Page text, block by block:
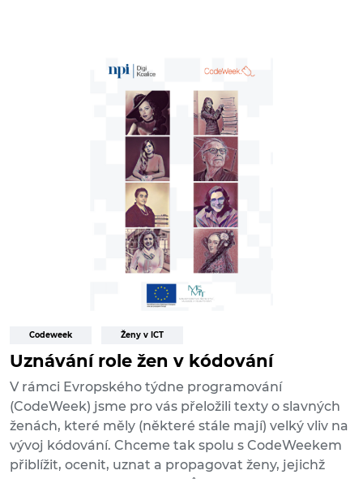
Codeweek Ženy v ICT
Uznávání role žen v kódování
V rámci Evropského týdne programování
(CodeWeek) jsme pro vás přeložili texty o slavných
ženách, které měly (některé stále mají) velký vliv na
vývoj kódování. Chceme tak spolu s CodeWeekem
přiblížit, ocenit, uznat a propagovat ženy, jejichž